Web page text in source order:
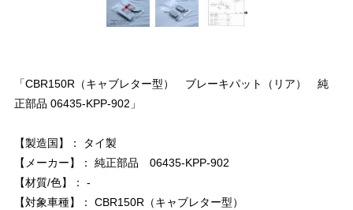
「CBR150R（キャブレター型） ブレーキパット（リア） 純
正部品 06435-KPP-902」
【製造国】： タイ製
【メーカー】： 純正部品 06435-KPP-902
【材質/色】： -
【対象車種】： CBR150R（キャブレター型）